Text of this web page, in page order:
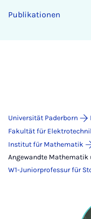
Publikationen
Universität Paderborn
Fakultät für
Institut für Mathematik
Angewandte Mathematik
W1-Juniorprofessur für